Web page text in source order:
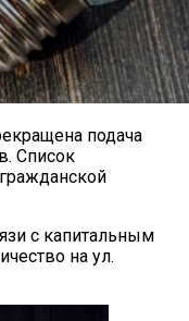
подача
Список
с капитальным
на ул.